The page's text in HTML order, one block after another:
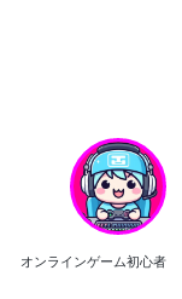
オンラインゲーム初心者